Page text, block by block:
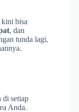
bisa
, dan
tunda lagi,
di setiap
Anda.